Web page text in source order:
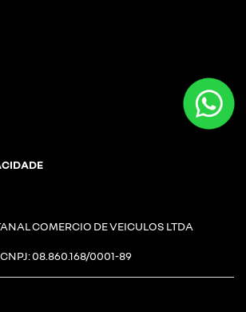
COMERCIO DE VEICULOS LTDA
CNPJ: 08.860.168/0001-89